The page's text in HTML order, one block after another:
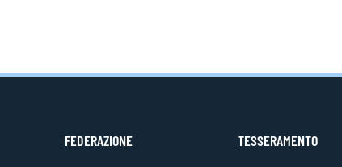
FEDERAZIONE TESSERAMENTO